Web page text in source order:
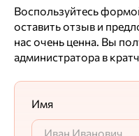
Достоинства
качество
замечаний нет
Комментарий
Воспользуйтесь
оставить отзыв и
нас очень ценна. Вы
администратора в
Имя